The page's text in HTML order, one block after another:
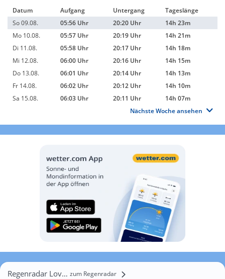
Datum
Aufgang Untergang
Tageslänge
So 09.08.
05:56 Uhr 20:20 Uhr
14h 23m
Mo 10.08.
05:57 Uhr 20:19 Uhr
14h 21m
Di 11.08.
05:58 Uhr 20:17 Uhr
14h 18m
Mi 12.08.
06:00 Uhr 20:16 Uhr
14h 15m
Do 13.08.
06:01 Uhr 20:14 Uhr
14h 13m
Fr 14.08.
06:02 Uhr 20:12 Uhr
14h 10m
Sa 15.08.
06:03 Uhr 20:11 Uhr
14h 07m
Nächste Woche ansehen
Regenradar Lovran zum Regenradar